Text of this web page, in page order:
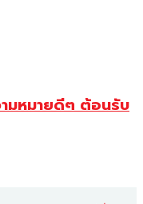
มหมายดีๆ ต้อนรับ